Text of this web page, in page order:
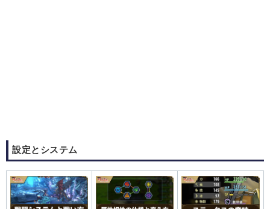
設定とシステム